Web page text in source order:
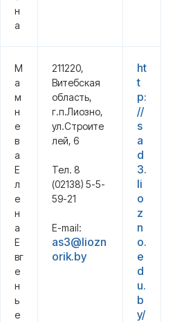
н
а
М
а
м
н
е
в
а
Е
л
е
н
а
Е
вг
е
н
ь
е
211220,
Витебская
область,
г.п.Лиозно,
ул.Строите
лей, 6
Тел. 8
(02138) 5-5-
59-21
E-mail:
as3@liozn
orik.by
ht
t
p:
//
s
a
d
3.
li
o
z
n
o.
e
d
u.
b
y/